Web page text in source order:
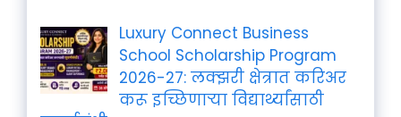
Luxury Connect Business
School Scholarship Program
2026-27: लक्झरी क्षेत्रात करिअर
करू इच्छिणाऱ्या विद्यार्थ्यांसाठी